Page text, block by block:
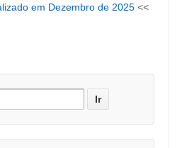
em Dezembro de 2025 <<